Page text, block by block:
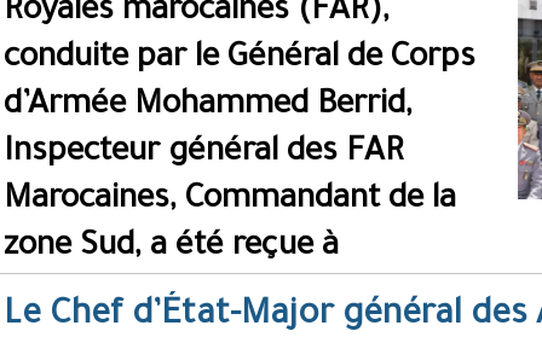
Royales marocaines (FAR),
conduite par le Général de Corps
d’Armée Mohammed Berrid,
Inspecteur général des FAR
Marocaines, Commandant de la
zone Sud, a été reçue à
Le Chef d’État-Major général